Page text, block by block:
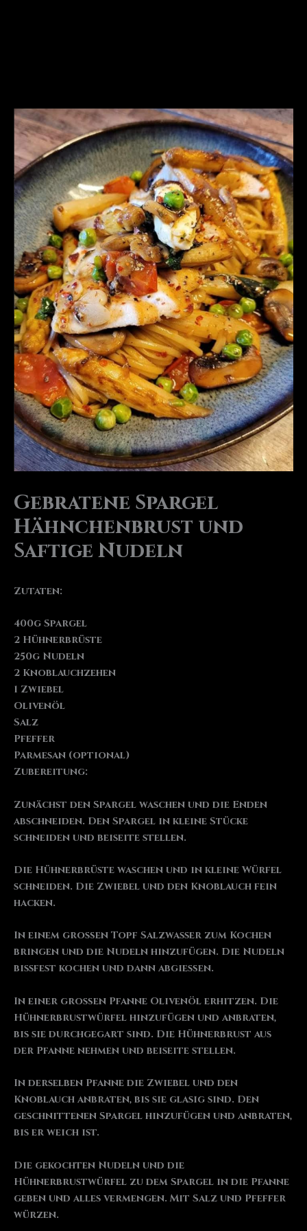
Gebratene Spargel
Hähnchenbrust und
Saftige Nudeln
Zutaten:
400g Spargel
2 Hühnerbrüste
250g Nudeln
2 Knoblauchzehen
1 Zwiebel
Olivenöl
Salz
Pfeffer
Parmesan (optional)
Zubereitung:
Zunächst den Spargel waschen und die Enden
abschneiden. Den Spargel in kleine Stücke
schneiden und beiseite stellen.
Die Hühnerbrüste waschen und in kleine Würfel
schneiden. Die Zwiebel und den Knoblauch fein
hacken.
In einem großen Topf Salzwasser zum Kochen
bringen und die Nudeln hinzufügen. Die Nudeln
bissfest kochen und dann abgießen.
In einer großen Pfanne Olivenöl erhitzen. Die
Hühnerbrustwürfel hinzufügen und anbraten,
bis sie durchgegart sind. Die Hühnerbrust aus
der Pfanne nehmen und beiseite stellen.
In derselben Pfanne die Zwiebel und den
Knoblauch anbraten, bis sie glasig sind. Den
geschnittenen Spargel hinzufügen und anbraten,
bis er weich ist.
Die gekochten Nudeln und die
Hühnerbrustwürfel zu dem Spargel in die Pfanne
geben und alles vermengen. Mit Salz und Pfeffer
würzen.